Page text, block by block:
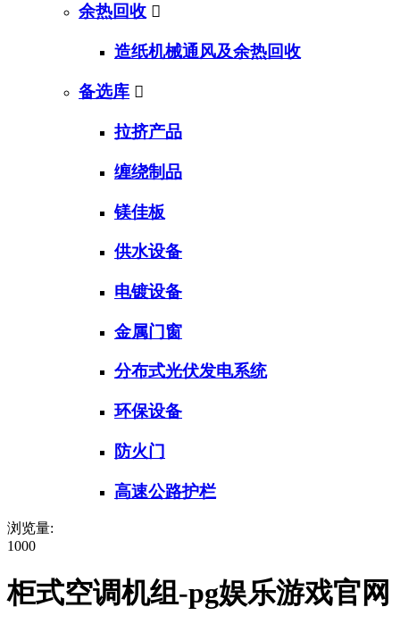
余热回收 
造纸机械通风及余热回收
备选库 
拉挤产品
缠绕制品
镁佳板
供水设备
电镀设备
金属门窗
分布式光伏发电系统
环保设备
防火门
高速公路护栏
浏览量:
1000
柜式空调机组-pg娱乐游戏官网